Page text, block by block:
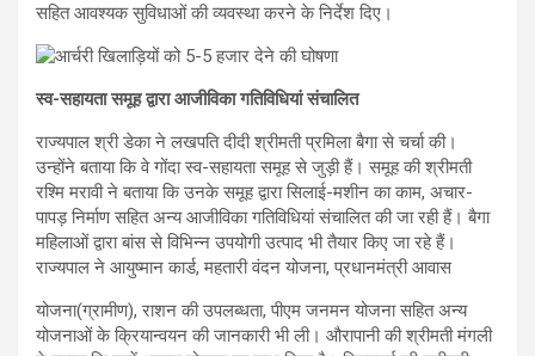
सहित आवश्यक सुविधाओं की व्यवस्था करने के निर्देश दिए।
स्व-सहायता समूह द्वारा आजीविका गतिविधियां संचालित
राज्यपाल श्री डेका ने लखपति दीदी श्रीमती प्रमिला बैगा से चर्चा की।
उन्होंने बताया कि वे गोंदा स्व-सहायता समूह से जुड़ी हैं। समूह की श्रीमती
रश्मि मरावी ने बताया कि उनके समूह द्वारा सिलाई-मशीन का काम, अचार-
पापड़ निर्माण सहित अन्य आजीविका गतिविधियां संचालित की जा रही हैं। बैगा
महिलाओं द्वारा बांस से विभिन्न उपयोगी उत्पाद भी तैयार किए जा रहे हैं।
राज्यपाल ने आयुष्मान कार्ड, महतारी वंदन योजना, प्रधानमंत्री आवास
योजना(ग्रामीण), राशन की उपलब्धता, पीएम जनमन योजना सहित अन्य
योजनाओं के क्रियान्वयन की जानकारी भी ली। औरापानी की श्रीमती मंगली